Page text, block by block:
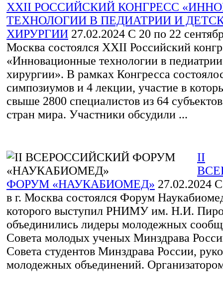
XХII РОССИЙСКИЙ КОНГРЕСС
ТЕХНОЛОГИИ В ПЕДИАТРИИ И
ХИРУРГИИ 27.02.2024 С 20 по 22
Москва состоялся XХII Российский
«Инновационные технологии в
хирургии». В рамках Конгресса
симпозиумов и 4 лекции, участие в
свыше 2800 специалистов из 64
стран мира. Участники обсудили ...
II
ФОРУМ «НАУКАБИОМЕД» 27.02.2024
в г. Москва состоялся Форум
которого выступил РНИМУ им. Н.И.
объединились лидеры молодежных
Совета молодых ученых Минздрава
Совета студентов Минздрава России,
молодежных объединений.